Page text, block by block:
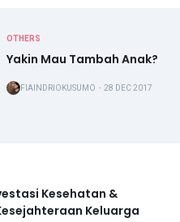
OTHERS
Yakin Mau Tambah Anak?
FIAINDRIOKUSUMO ・ 28 DEC 2017
Kesehatan &
Keluarga